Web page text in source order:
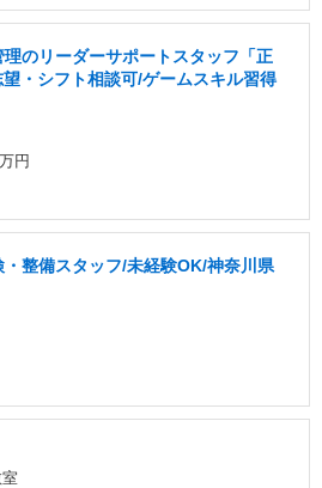
のリーダーサポートスタッフ「正
・シフト相談可/ゲームスキル習得
円
整備スタッフ/未経験OK/神奈川県